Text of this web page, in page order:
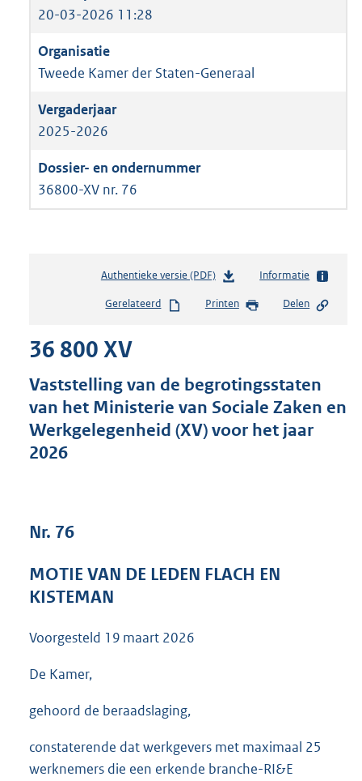
20-03-2026 11:28
Tweede Kamer der Staten-Generaal
2025-2026
36800-XV nr. 76
Authentieke versie (PDF)b
s
s
g
r
K
Informatie
Gerelateerd Printen Delen
36 800 XV
Vaststelling van de begrotingsstaten
van het Ministerie van Sociale Zaken en
Werkgelegenheid (XV) voor het jaar
2026
Nr. 76
MOTIE VAN DE LEDEN FLACH EN
KISTEMAN
Voorgesteld 19 maart 2026
De Kamer,
gehoord de beraadslaging,
constaterende dat werkgevers met maximaal 25
werknemers die een erkende branche-RI&E